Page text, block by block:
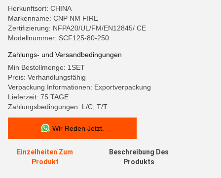
Herkunftsort: CHINA
Markenname: CNP NM FIRE
Zertifizierung: NFPA20/UL/FM/EN12845/ CE
Modellnummer: SCF125-80-250
Zahlungs- und Versandbedingungen
Min Bestellmenge: 1SET
Preis: Verhandlungsfähig
Verpackung Informationen: Exportverpackung
Lieferzeit: 75 TAGE
Zahlungsbedingungen: L/C, T/T
Wir Reden Jetzt.
Einzelheiten Zum
Produkt
Beschreibung Des
Produkts